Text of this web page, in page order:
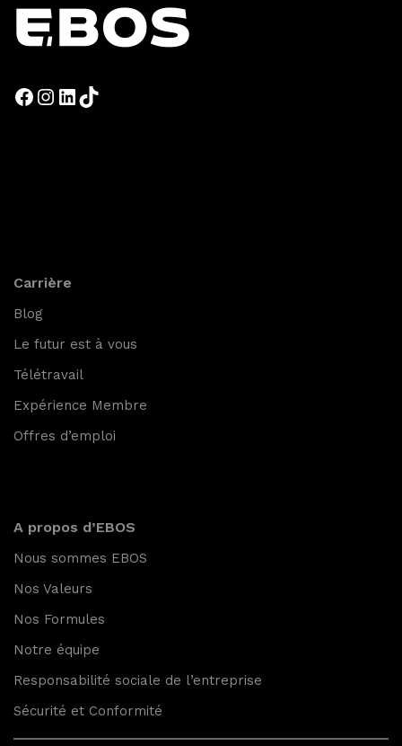
Carrière
Blog
Le futur est à vous
Télétravail
Expérience Membre
Offres d’emploi
A propos d’EBOS
Nous sommes EBOS
Nos Valeurs
Nos Formules
Notre équipe
Responsabilité sociale de l’entreprise
Sécurité et Conformité